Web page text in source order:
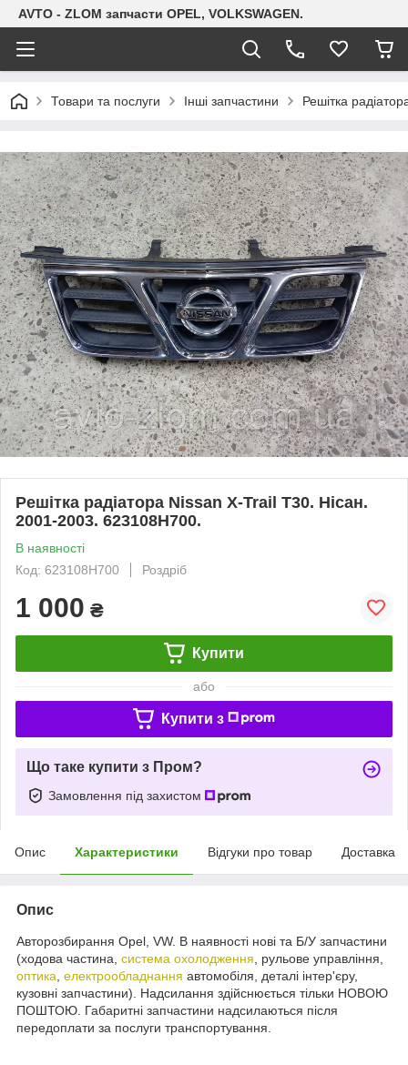
AVTO - ZLOM запчасти OPEL, VOLKSWAGEN.
Товари та послуги Інші запчастини Решітка
Решітка радіатора Nissan X-Trail T30. Нісан.
2001-2003. 623108H700.
В наявності
Код: 623108H700
Роздріб
1 000 ₴
Купити
або
Купити з
Що таке купити з Пром?
Замовлення під захистом
Опис Характеристики Відгуки про товар Доставка
Опис
Авторозбирання Opel, VW. В наявності нові та Б/У запчастини
(ходова частина, система охолодження , рульове управління,
оптика електрообладнання автомобіля, деталі інтер'єру,
кузовні запчастини). Надсилання здійснюється тільки НОВОЮ
ПОШТОЮ. Габаритні запчастини надсилаються після
передоплати за послуги транспортування.